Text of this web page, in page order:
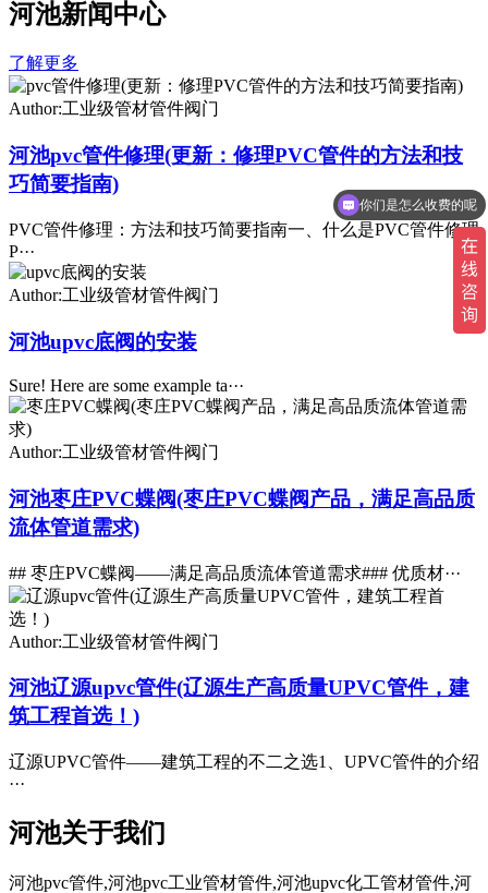
河池新闻中心
了解更多
Author:工业级管材管件阀门
河池pvc管件修理(更新：修理PVC管件的方法和技
巧简要指南)
PVC管件修理：方法和技巧简要指南一、什么是PVC管件修理
P···
Author:工业级管材管件阀门
河池upvc底阀的安装
Sure! Here are some example ta···
Author:工业级管材管件阀门
河池枣庄PVC蝶阀(枣庄PVC蝶阀产品，满足高品质
流体管道需求)
## 枣庄PVC蝶阀——满足高品质流体管道需求### 优质材···
Author:工业级管材管件阀门
河池辽源upvc管件(辽源生产高质量UPVC管件，建
筑工程首选！)
辽源UPVC管件——建筑工程的不二之选1、UPVC管件的介绍
···
河池关于我们
河池pvc管件,河池pvc工业管材管件,河池upvc化工管材管件,河
你们是怎么收费的呢
现在有优惠活动吗